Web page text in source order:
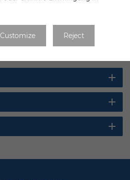
Customize Reject
Solarhalterungen